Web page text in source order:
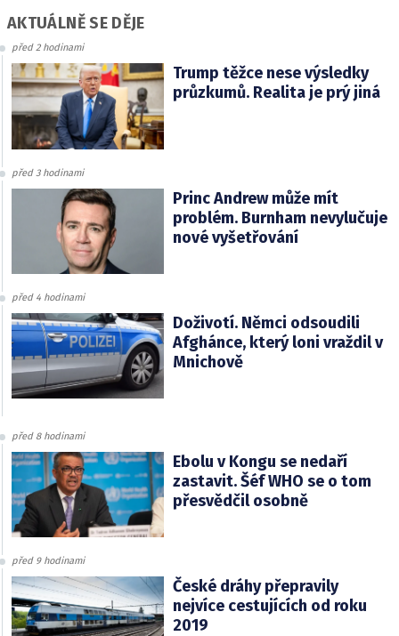
AKTUÁLNĚ SE DĚJE
před 2 hodinami
Trump těžce nese výsledky
průzkumů. Realita je prý jiná
před 3 hodinami
Princ Andrew může mít
problém. Burnham nevylučuje
nové vyšetřování
před 4 hodinami
Doživotí. Němci odsoudili
Afghánce, který loni vraždil v
Mnichově
před 8 hodinami
Ebolu v Kongu se nedaří
zastavit. Šéf WHO se o tom
přesvědčil osobně
před 9 hodinami
České dráhy přepravily
nejvíce cestujících od roku
2019